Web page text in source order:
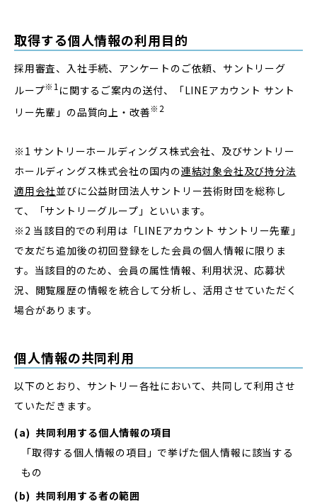
人事部メッセージ
よくある質問
プライバシーポリシー
取得する個人情報の利用目的
採用審査、入社手続、アンケートのご依頼、サントリーグ
ループ※1 に関するご案内の送付、「LINEアカウント サント
リー先輩」の品質向上・改善※2
※1 サントリーホールディングス株式会社、及びサントリー
ホールディングス株式会社の国内の連結対象会社及び持分法
適用会社並びに公益財団法人サントリー芸術財団を総称し
て、「サントリーグループ」といいます。
※2 当該目的での利用は「LINEアカウント サントリー先輩」
で友だち追加後の初回登録をした会員の個人情報に限りま
す。当該目的のため、会員の属性情報、利用状況、応募状
況、閲覧履歴の情報を統合して分析し、活用させていただく
場合があります。
個人情報の共同利用
以下のとおり、サントリー各社において、共同して利用させ
ていただきます。
(a) 共同利用する個人情報の項目
「取得する個人情報の項目」で挙げた個人情報に該当する
もの
(b) 共同利用する者の範囲